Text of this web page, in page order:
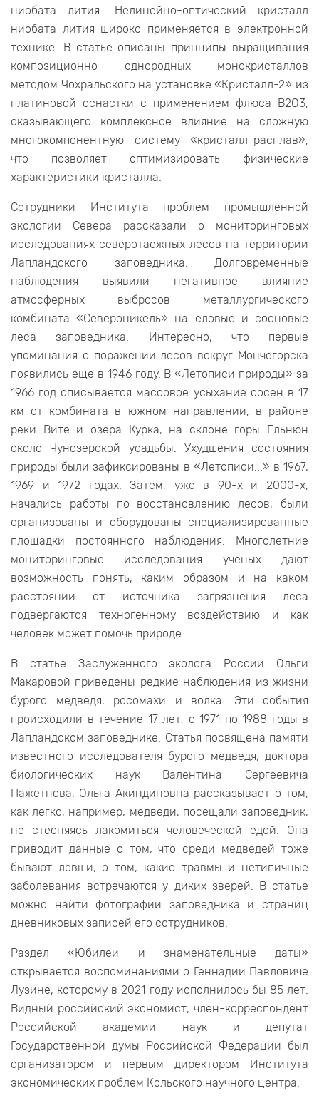
ниобата лития. Нелинейно-оптический кристалл
ниобата лития широко применяется в электронной
технике. В статье описаны принципы выращивания
композиционно однородных монокристаллов
методом Чохральского на установке «Кристалл-2» из
платиновой оснастки с применением флюса B2O3,
оказывающего комплексное влияние на сложную
многокомпонентную систему «кристалл-расплав»,
что позволяет оптимизировать физические
характеристики кристалла.
Сотрудники Института проблем промышленной
экологии Севера рассказали о мониторинговых
исследованиях северотаежных лесов на территории
Лапландского заповедника. Долговременные
наблюдения выявили негативное влияние
атмосферных выбросов металлургического
комбината «Североникель» на еловые и сосновые
леса заповедника. Интересно, что первые
упоминания о поражении лесов вокруг Мончегорска
появились еще в 1946 году. В «Летописи природы» за
1966 год описывается массовое усыхание сосен в 17
км от комбината в южном направлении, в районе
реки Вите и озера Курка, на склоне горы Ельнюн
около Чунозерской усадьбы. Ухудшения состояния
природы были зафиксированы в «Летописи...» в 1967,
1969 и 1972 годах. Затем, уже в 90-х и 2000-х,
начались работы по восстановлению лесов, были
организованы и оборудованы специализированные
площадки постоянного наблюдения. Многолетние
мониторинговые исследования ученых дают
возможность понять, каким образом и на каком
расстоянии от источника загрязнения леса
подвергаются техногенному воздействию и как
человек может помочь природе.
В статье Заслуженного эколога России Ольги
Макаровой приведены редкие наблюдения из жизни
бурого медведя, росомахи и волка. Эти события
происходили в течение 17 лет, с 1971 по 1988 годы в
Лапландском заповеднике. Статья посвящена памяти
известного исследователя бурого медведя, доктора
биологических наук Валентина Сергеевича
Пажетнова. Ольга Акиндиновна рассказывает о том,
как легко, например, медведи, посещали заповедник,
не стесняясь лакомиться человеческой едой. Она
приводит данные о том, что среди медведей тоже
бывают левши, о том, какие травмы и нетипичные
заболевания встречаются у диких зверей. В статье
можно найти фотографии заповедника и страниц
дневниковых записей его сотрудников.
Раздел «Юбилеи и знаменательные даты»
открывается воспоминаниями о Геннадии Павловиче
Лузине, которому в 2021 году исполнилось бы 85 лет.
Видный российский экономист, член-корреспондент
Российской академии наук и депутат
Государственной думы Российской Федерации был
организатором и первым директором Института
экономических проблем Кольского научного центра.